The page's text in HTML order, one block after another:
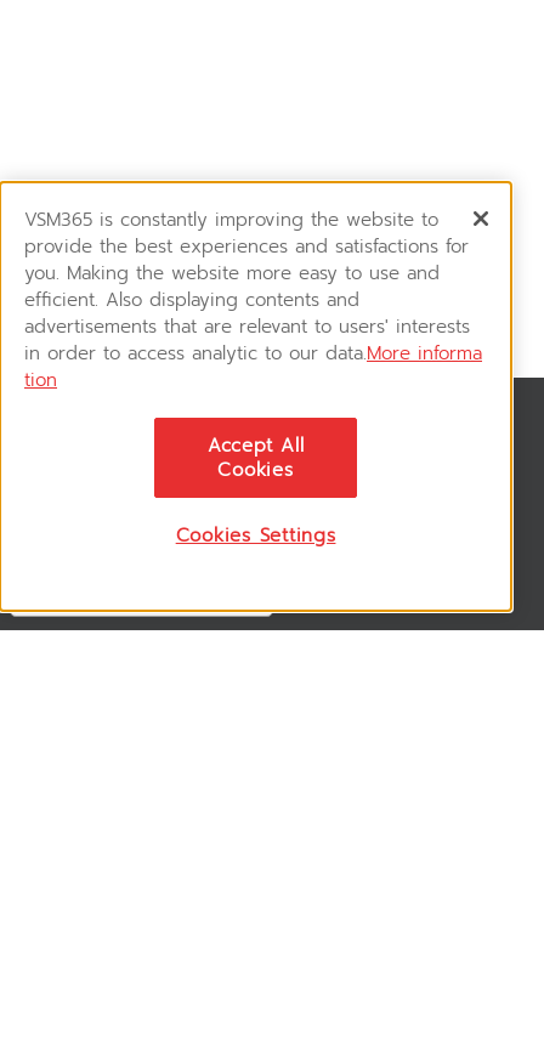
ติดตามอัพเดทข่าวสาร, โปรโมชั่น, สินค้าราคาพิเศษ ได้ก่อนใคร
VSM365 is constantly improving the website to
provide the best experiences and satisfactions for
you. Making the website more easy to use and
efficient. Also displaying contents and
advertisements that are relevant to users' interests
in order to access analytic to our data.More informa
tion
Accept All
Cookies
Cookies Settings